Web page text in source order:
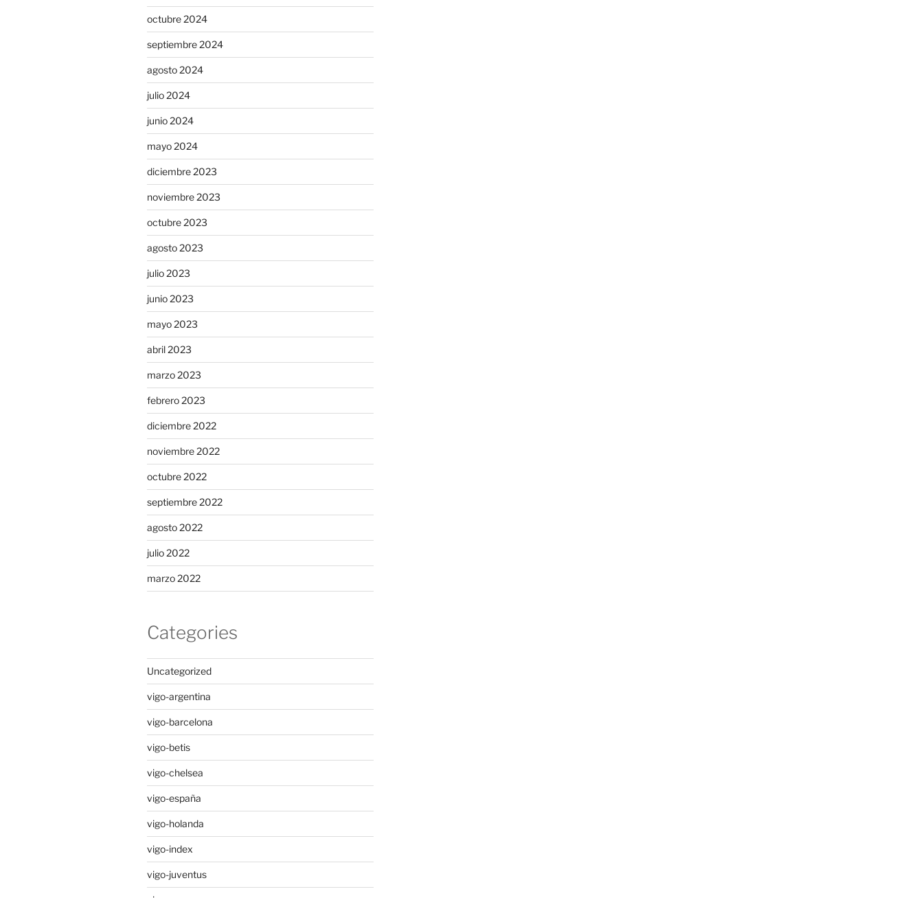
octubre 2024
septiembre 2024
agosto 2024
julio 2024
junio 2024
mayo 2024
diciembre 2023
noviembre 2023
octubre 2023
agosto 2023
julio 2023
junio 2023
mayo 2023
abril 2023
marzo 2023
febrero 2023
diciembre 2022
noviembre 2022
octubre 2022
septiembre 2022
agosto 2022
julio 2022
marzo 2022
Categories
Uncategorized
vigo-argentina
vigo-barcelona
vigo-betis
vigo-chelsea
vigo-españa
vigo-holanda
vigo-index
vigo-juventus